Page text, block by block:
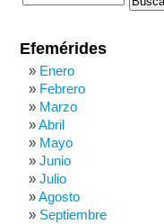
Efemérides
Enero
Febrero
Marzo
Abril
Mayo
Junio
Julio
Agosto
Septiembre